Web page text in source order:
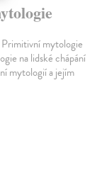
Primitivní mytologie
na lidské chápání
mytologií a jejím